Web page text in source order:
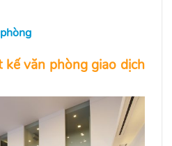
kế văn phòng giao dịch